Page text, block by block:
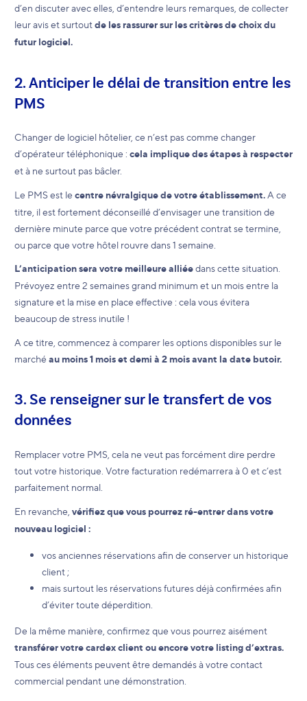
d’en discuter avec elles, d’entendre leurs remarques, de collecter
leur avis et surtoutde les rassurer sur les critères de choix du
futur logiciel.
2. Anticiper le délai de transition entre les
PMS
Changer de logiciel hôtelier, ce n’est pas comme changer
d’opérateur téléphonique : cela implique des étapes à respecter
et à ne surtout pas bâcler.
Le PMS est le centre névralgique de votre établissement. A ce
titre, il est fortement déconseillé d’envisager une transition de
dernière minute parce que votre précédent contrat se termine,
ou parce que votre hôtel rouvre dans 1 semaine.
L’anticipation sera votre meilleure alliéedans cette situation.
Prévoyez entre 2 semaines grand minimum et un mois entre la
signature et la mise en place effective : cela vous évitera
beaucoup de stress inutile !
A ce titre, commencez à comparer les options disponibles sur le
marché au moins 1 mois et demi à 2 mois avant la date butoir.
3. Se renseigner sur le transfert de vos
données
Remplacer votre PMS, cela ne veut pas forcément dire perdre
tout votre historique. Votre facturation redémarrera à 0 et c’est
parfaitement normal.
En revanche, vérifiez que vous pourrez ré-entrer dans votre
nouveau logiciel :
vos anciennes réservations afin de conserver un historique
client ;
mais surtout les réservations futures déjà confirmées afin
d’éviter toute déperdition.
De la même manière, confirmez que vous pourrez aisément
transférer votre cardex client ou encore votre listing d’extras.
Tous ces éléments peuvent être demandés à votre contact
commercial pendant une démonstration.